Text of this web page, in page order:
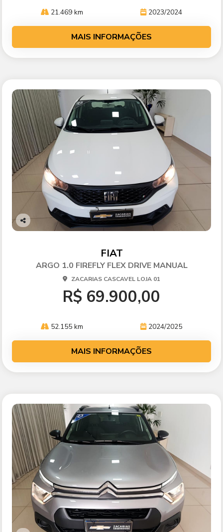
21.469 km 2023/2024
MAIS INFORMAÇÕES
Co
FIAT
ARGO 1.0 FIREFLY FLEX DRIVE MANUAL
ZACARIAS CASCAVEL LOJA 01
R$ 69.900,00
52.155 km 2024/2025
MAIS INFORMAÇÕES